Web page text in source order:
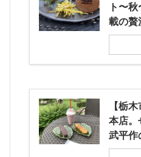
ト〜
載の贅
【栃
本店。
武平作